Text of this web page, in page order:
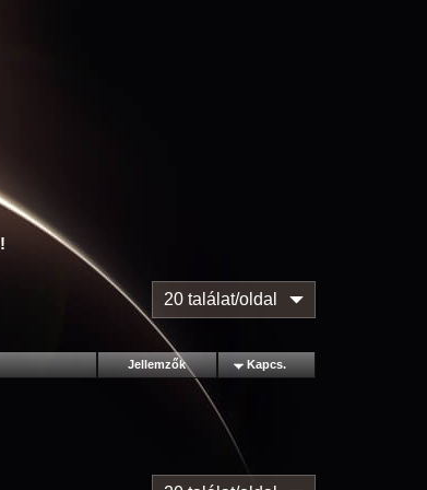
20 találat/oldal
Jellemzők Kapcs.